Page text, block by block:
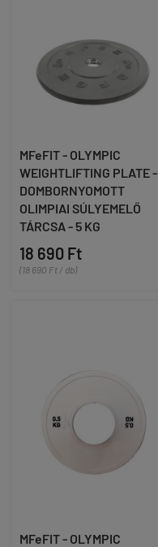
MFeFIT - OLYMPIC
WEIGHTLIFTING PLATE -
DOMBORNYOMOTT
OLIMPIAI SÚLYEMELŐ
TÁRCSA - 5 KG
18 690 Ft
(18 690 Ft / db)
MFeFIT - OLYMPIC